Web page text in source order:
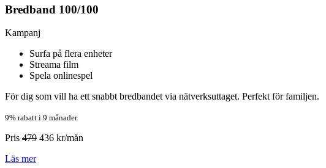
Bredband 100/100
Kampanj
Surfa på flera enheter
Streama film
Spela onlinespel
För dig som vill ha ett snabbt bredbandet via nätverksuttaget. Perfekt för familjen.
9% rabatt i 9 månader
Pris 479 436 kr/mån
Läs mer